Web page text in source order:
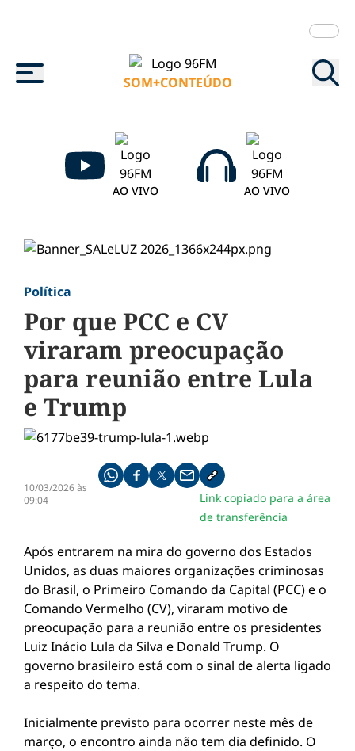
Menu
SOM+CONTEÚDO
AO VIVO AO VIVO
Política
Por que PCC e CV
viraram preocupação
para reunião entre Lula
e Trump
10/03/2026 às
09:04
Compartilhe pelo whatsapp
Compartilhar no facebook
Compartilhar no twitter
Compartilhe pelo email
Copiar link da notícia
Link copiado para a área
de transferência
Após entrarem na mira do governo dos Estados
Unidos, as duas maiores organizações criminosas
do Brasil, o Primeiro Comando da Capital (PCC) e o
Comando Vermelho (CV), viraram motivo de
preocupação para a reunião entre os presidentes
Luiz Inácio Lula da Silva e Donald Trump. O
governo brasileiro está com o sinal de alerta ligado
a respeito do tema.
Inicialmente previsto para ocorrer neste mês de
março, o encontro ainda não tem dia definido. O